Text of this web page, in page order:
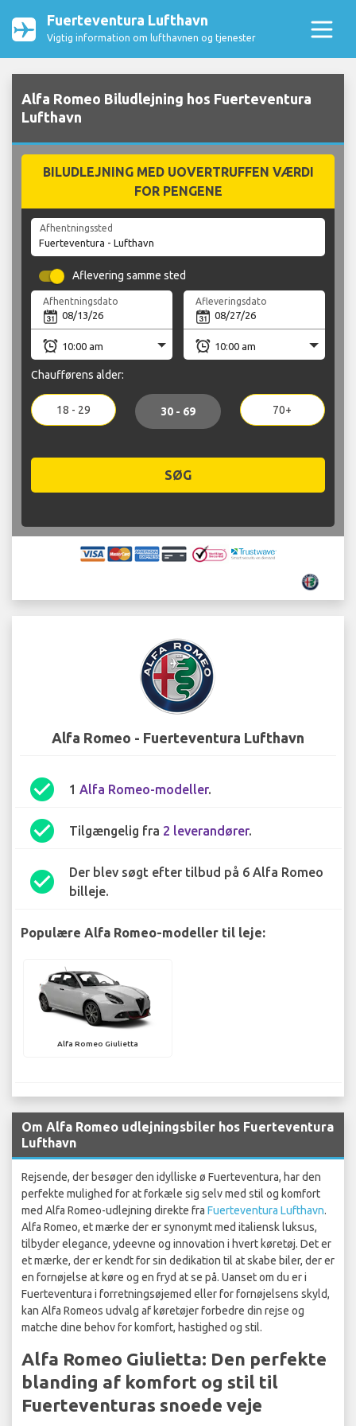
Fuerteventura Lufthavn
Vigtig information om lufthavnen og tjenester
Alfa Romeo Biludlejning hos Fuerteventura
Lufthavn
BILUDLEJNING MED UOVERTRUFFEN VÆRDI
FOR PENGENE
Afhentningssted
Aflevering samme sted
Afhentningsdato Afleveringsdato
Chaufførens alder:
18 - 29 30 - 69 70+
SØG
Alfa Romeo - Fuerteventura Lufthavn
check_circle 1 Alfa Romeo-modeller.
check_circle Tilgængelig fra 2 leverandører.
check_circle
Der blev søgt efter tilbud på 6 Alfa Romeo
billeje.
Populære Alfa Romeo-modeller til leje:
Alfa Romeo Giulietta
Om Alfa Romeo udlejningsbiler hos Fuerteventura
Lufthavn
Rejsende, der besøger den idylliske ø Fuerteventura, har den
perfekte mulighed for at forkæle sig selv med stil og komfort
med Alfa Romeo-udlejning direkte fra Fuerteventura Lufthavn.
Alfa Romeo, et mærke der er synonymt med italiensk luksus,
tilbyder elegance, ydeevne og innovation i hvert køretøj. Det er
et mærke, der er kendt for sin dedikation til at skabe biler, der er
en fornøjelse at køre og en fryd at se på. Uanset om du er i
Fuerteventura i forretningsøjemed eller for fornøjelsens skyld,
kan Alfa Romeos udvalg af køretøjer forbedre din rejse og
matche dine behov for komfort, hastighed og stil.
Alfa Romeo Giulietta: Den perfekte
blanding af komfort og stil til
Fuerteventuras snoede veje